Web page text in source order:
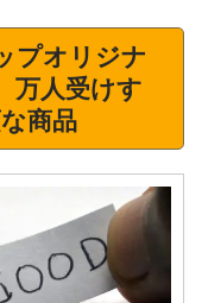
プオリジナ
万人受けす
商品